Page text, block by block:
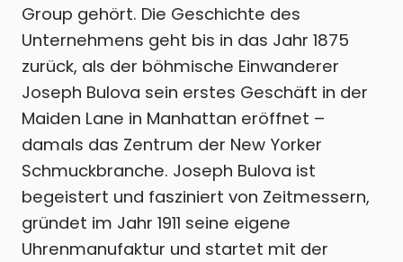
Group gehört. Die Geschichte des
Unternehmens geht bis in das Jahr 1875
zurück, als der böhmische Einwanderer
Joseph Bulova sein erstes Geschäft in der
Maiden Lane in Manhattan eröffnet –
damals das Zentrum der New Yorker
Schmuckbranche. Joseph Bulova ist
begeistert und fasziniert von Zeitmessern,
gründet im Jahr 1911 seine eigene
Uhrenmanufaktur und startet mit der